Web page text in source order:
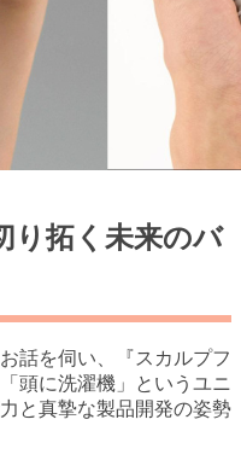
り拓く未来のバ
話を伺い、『スカルプフ
頭に洗濯機」というユニ
と真摯な製品開発の姿勢